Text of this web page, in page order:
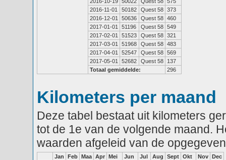
2016-11-01
50182 Quest 58 373
2016-12-01
50636 Quest 58 460
2017-01-01
51196 Quest 58 549
2017-02-01
51523 Quest 58 321
2017-03-01
51968 Quest 58 483
2017-04-01
52547 Quest 58 569
2017-05-01
52682 Quest 58
137
Totaal gemiddelde:
296
Kilometers per maand
Deze tabel bestaat uit kilometers
tot de 1e van de volgende maand.
waarden afgeleid van de
Jan Feb Maa Apr Mei Jun Jul Aug Sept Okt Nov Dec